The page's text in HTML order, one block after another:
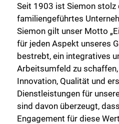
Seit 1903 ist Siemon stolz
familiengeführtes
Siemon gilt unser Motto
für jeden Aspekt unseres
bestrebt, ein integratives
Arbeitsumfeld zu
Innovation, Qualität und
Dienstleistungen für
sind davon überzeugt,
Engagement für diese